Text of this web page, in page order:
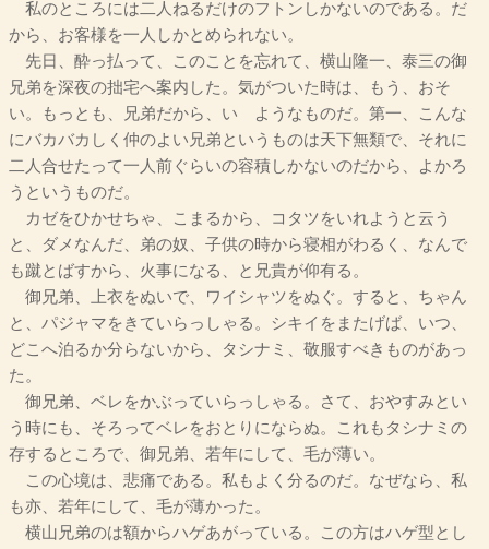
私のところには二人ねるだけのフトンしかないのである。だ
から、お客様を一人しかとめられない。
先日、酔っ払って、このことを忘れて、横山隆一、泰三の御
兄弟を深夜の拙宅へ案内した。気がついた時は、もう、おそ
い。もっとも、兄弟だから、いゝようなものだ。第一、こんな
にバカバカしく仲のよい兄弟というものは天下無類で、それに
二人合せたって一人前ぐらいの容積しかないのだから、よかろ
うというものだ。
カゼをひかせちゃ、こまるから、コタツをいれようと云う
と、ダメなんだ、弟の奴、子供の時から寝相がわるく、なんで
も蹴とばすから、火事になる、と兄貴が仰有る。
御兄弟、上衣をぬいで、ワイシャツをぬぐ。すると、ちゃん
と、パジャマをきていらっしゃる。シキイをまたげば、いつ、
どこへ泊るか分らないから、タシナミ、敬服すべきものがあっ
た。
御兄弟、ベレをかぶっていらっしゃる。さて、おやすみとい
う時にも、そろってベレをおとりにならぬ。これもタシナミの
存するところで、御兄弟、若年にして、毛が薄い。
この心境は、悲痛である。私もよく分るのだ。なぜなら、私
も亦、若年にして、毛が薄かった。
横山兄弟のは額からハゲあがっている。この方はハゲ型とし